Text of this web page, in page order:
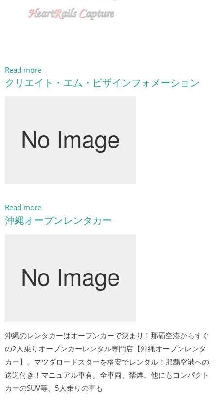
Read more
クリエイト・エム・ビザインフォメーション
Read more
沖縄オープンレンタカー
沖縄のレンタカーはオープンカーで決まり！那覇空港からすぐ
の2人乗りオープンカーレンタル専門店【沖縄オープンレンタ
カー】。マツダロードスターを格安でレンタル！那覇空港への
送迎付き！マニュアル車有。全車両、禁煙。他にもコンパクト
カーのSUV等、5人乗りの車も